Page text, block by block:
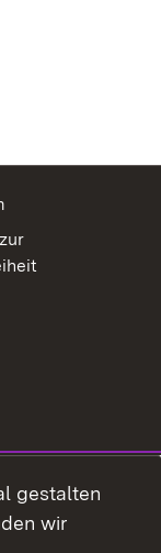
gestalten
wir